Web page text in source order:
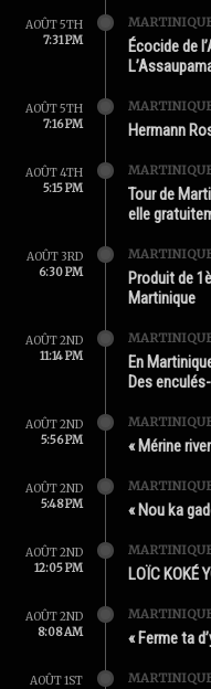
AOÛT 5TH
7:31 PM
Écocide de
AOÛT 5TH
7:16 PM
Hermann
AOÛT 4TH
5:15 PM
Tour de
elle
AOÛT 3RD
6:30 PM
Produit de
Martinique
AOÛT 2ND
11:14 PM
En
Des
AOÛT 2ND
5:56 PM
« Mérine
AOÛT 2ND
5:48 PM
« Nou ka
AOÛT 2ND
12:05 PM
LOÏC KOKÉ
AOÛT 2ND
8:08 AM
« Ferme ta
AOÛT 1ST